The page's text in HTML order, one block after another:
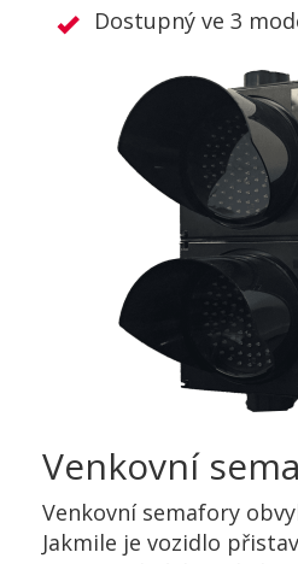
Dostupný ve 3
Venkovní
Venkovní semafory
Jakmile je vozidlo